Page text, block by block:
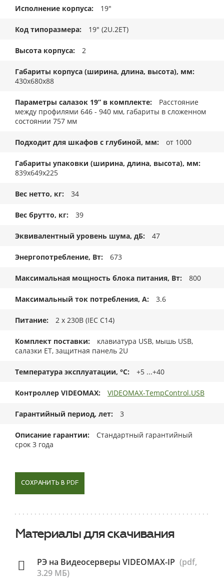
Исполнение корпуса 19"
Код типоразмера 19" (2U.2ET)
Высота корпуса 2
Габариты корпуса (ширина, длина, высота), мм
430x680x88
Параметры салазок 19” в комплекте
Расстояние
между профилями 646 - 940 мм, габариты в сложенном
состоянии 757 мм
Подходит для шкафов с глубиной, мм от 1000
Габариты упаковки (ширина, длина, высота), мм
839x649x225
Вес нетто, кг 34
Вес брутто, кг 39
Эквивалентный уровень шума, дБ 47
Энергопотребление, Вт 673
Максимальная мощность блока питания, Вт 800
Максимальный ток потребления, А 3.6
Питание 2 x 230В (IEC C14)
Комплект поставки
клавиатура USB, мышь USB,
салазки ET, защитная панель 2U
Температура эксплуатации, °C +5 ...+40
Контроллер VIDEOMAX VIDEOMAX-TempControl.USB
Гарантийный период, лет 3
Описание гарантии
Стандартный гарантийный
срок 3 года
СОХРАНИТЬ В PDF
Материалы для скачивания
РЭ на Видеосерверы VIDEOMAX-IP (pdf,
3.29 МБ)